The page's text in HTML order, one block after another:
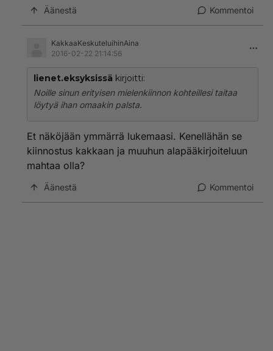
Äänestä Kommentoi
KakkaaKeskuteluihinAina
2016-02-22 21:14:56
lienet.eksyksissä kirjoitti:
Noille sinun erityisen mielenkiinnon kohteillesi taitaa
löytyä ihan omaakin palsta.
Et näköjään ymmärrä lukemaasi. Kenellähän se
kiinnostus kakkaan ja muuhun alapääkirjoiteluun
mahtaa olla?
Äänestä Kommentoi